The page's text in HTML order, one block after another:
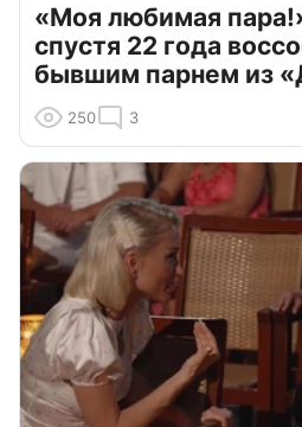
«Моя любимая
спустя 22 года
бывшим парнем из
250 3